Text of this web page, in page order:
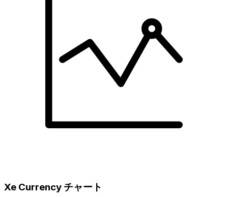
Xe Currency チャート